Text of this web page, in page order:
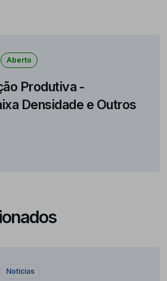
Aberto
Produtiva -
Densidade e Outros
Notícias